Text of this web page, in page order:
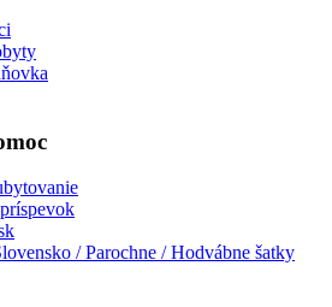
/ Parochne / Hodvábne šatky